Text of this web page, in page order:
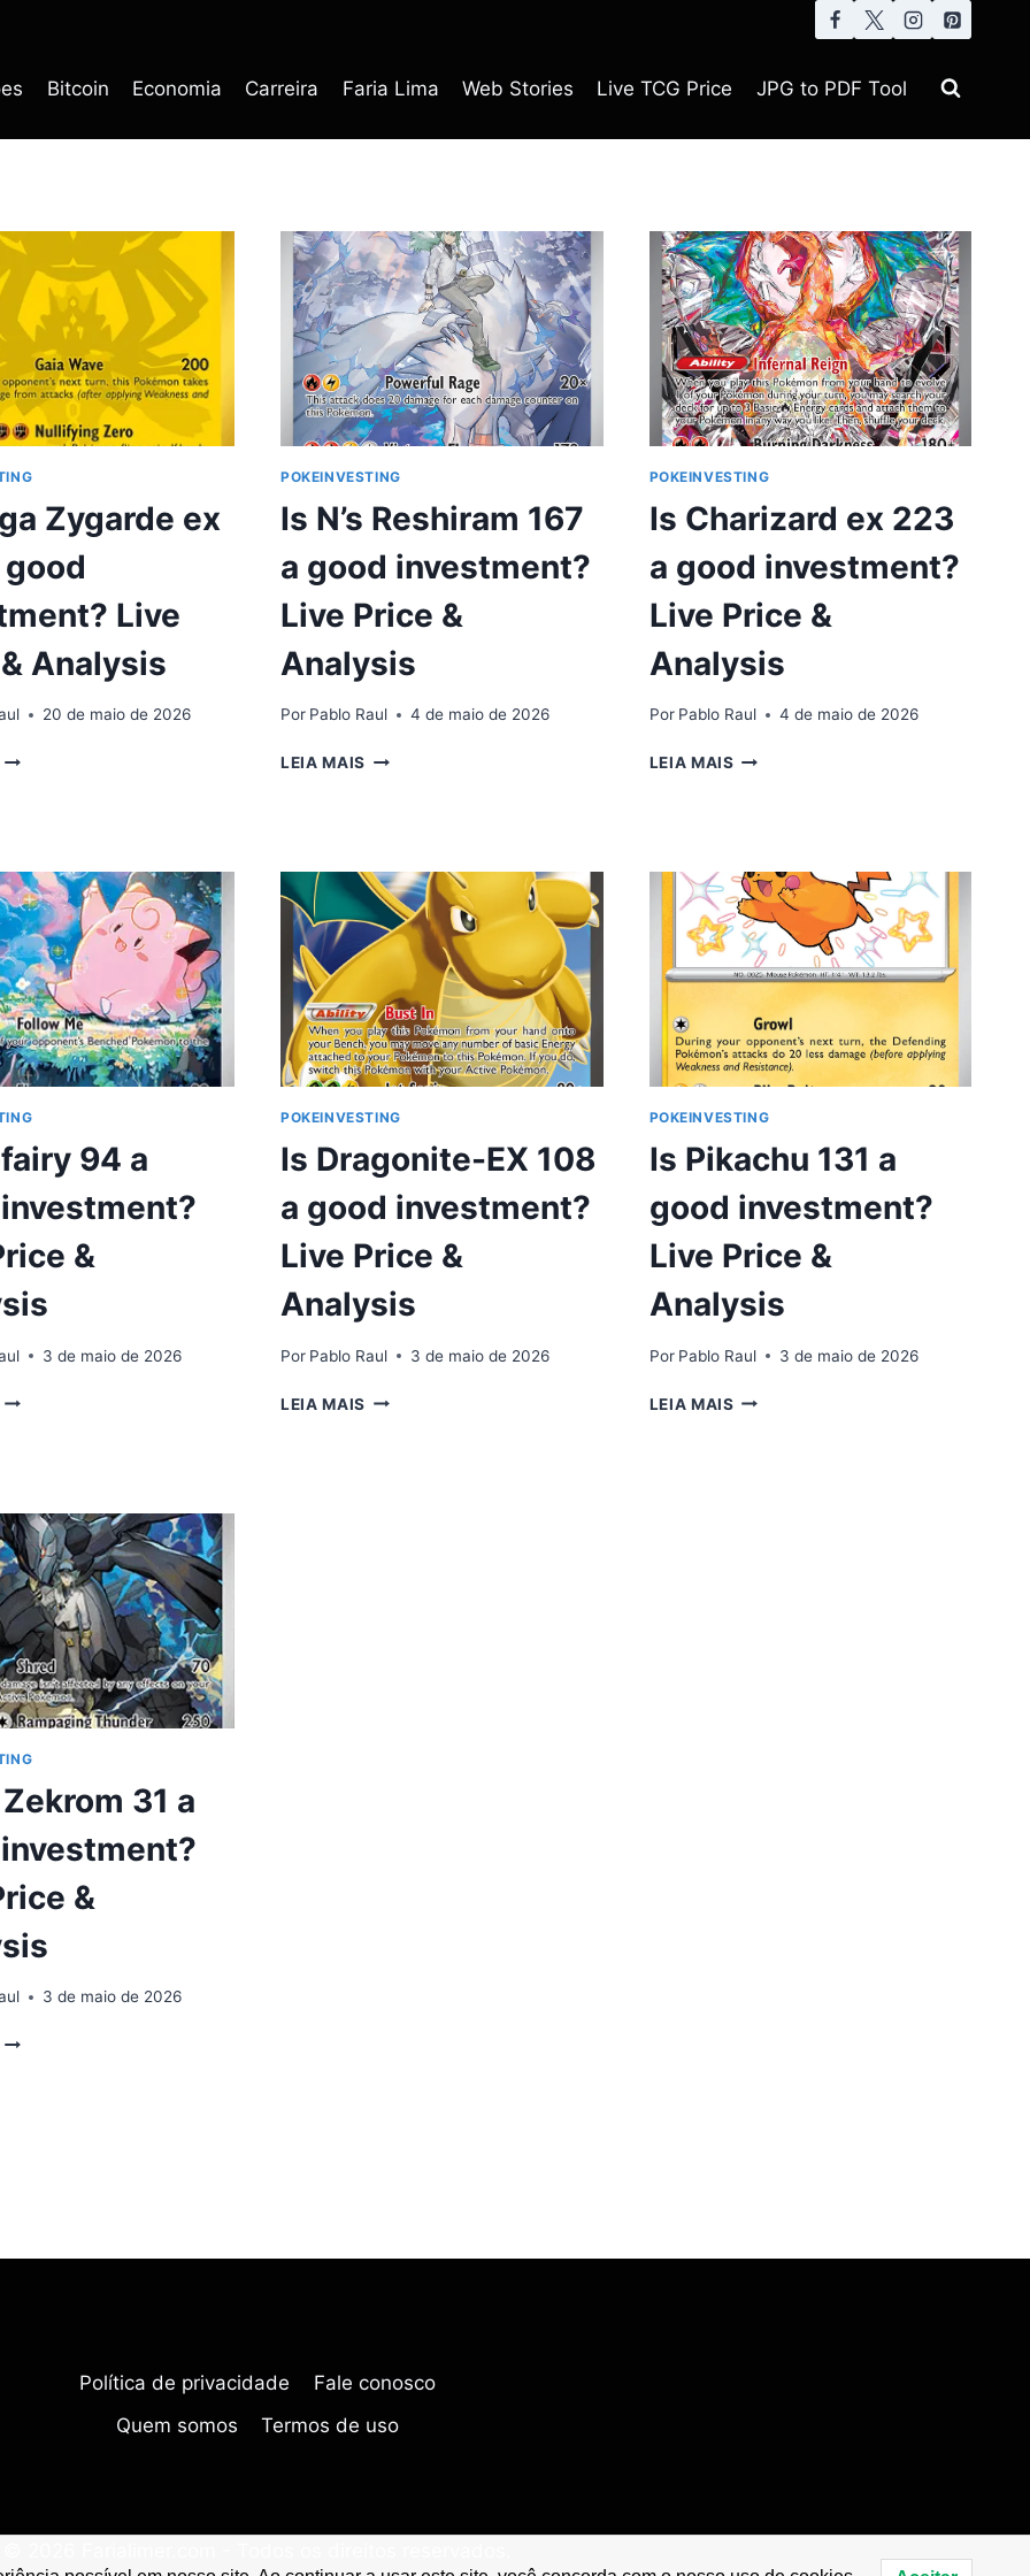
Bitcoin Economia Carreira Faria Lima Web Stories Live TCG Price JPG to PDF Tool
Zygarde ex
Live
Analysis
20 de maio de 2026
INVESTMENT?
POKEINVESTING
Is N’s Reshiram 167
a good investment?
Live Price &
Analysis
Por Pablo Raul 4 de maio de 2026
LEIA MAIS
GOOD
INVESTMENT?
LIVE
PRICE
ANALYSIS
POKEINVESTING
Is Charizard ex 223
a good investment?
Live Price &
Analysis
Por Pablo Raul 4 de maio de 2026
LEIA MAIS
GOOD
INVESTMENT?
LIVE
PRICE
&
ANALYSIS
94 a
&
3 de maio de 2026
IS
POKEINVESTING
Is Dragonite-EX 108
a good investment?
Live Price &
Analysis
Por Pablo Raul 3 de maio de 2026
LEIA MAIS IS
POKEINVESTING
Is Pikachu 131 a
good investment?
Live Price &
Analysis
Por Pablo Raul 3 de maio de 2026
LEIA MAIS IS
Zekrom 31 a
&
3 de maio de 2026
IS
Política de privacidade
Fale conosco
Quem somos
Termos de uso